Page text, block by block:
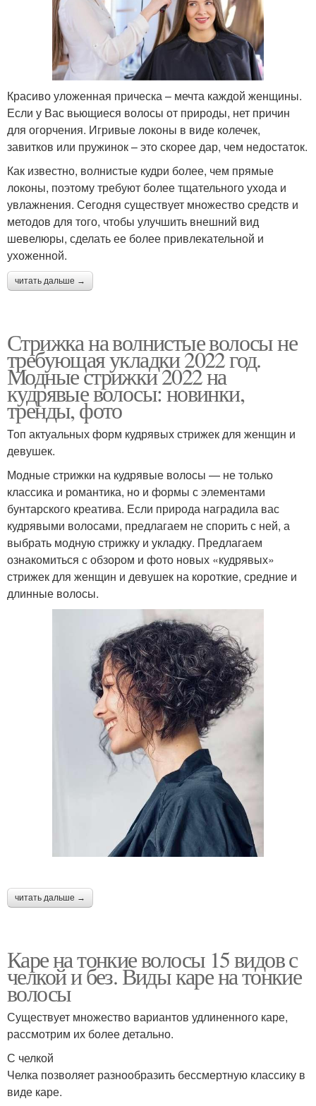
Красиво уложенная прическа – мечта каждой женщины.
Если у Вас вьющиеся волосы от природы, нет причин
для огорчения. Игривые локоны в виде колечек,
завитков или пружинок – это скорее дар, чем недостаток.
Как известно, волнистые кудри более, чем прямые
локоны, поэтому требуют более тщательного ухода и
увлажнения. Сегодня существует множество средств и
методов для того, чтобы улучшить внешний вид
шевелюры, сделать ее более привлекательной и
ухоженной.
читать дальше →
Стрижка на волнистые волосы не
требующая укладки 2022 год.
Модные стрижки 2022 на
кудрявые волосы: новинки,
тренды, фото
Топ актуальных форм кудрявых стрижек для женщин и
девушек.
Модные стрижки на кудрявые волосы — не только
классика и романтика, но и формы с элементами
бунтарского креатива. Если природа наградила вас
кудрявыми волосами, предлагаем не спорить с ней, а
выбрать модную стрижку и укладку.⁣⁣ Предлагаем
ознакомиться с обзором и фото новых «кудрявых»
стрижек для женщин и девушек на короткие, средние и
длинные волосы.
читать дальше →
Каре на тонкие волосы 15 видов с
челкой и без. Виды каре на тонкие
волосы
Существует множество вариантов удлиненного каре,
рассмотрим их более детально.
С челкой
Челка позволяет разнообразить бессмертную классику в
виде каре.